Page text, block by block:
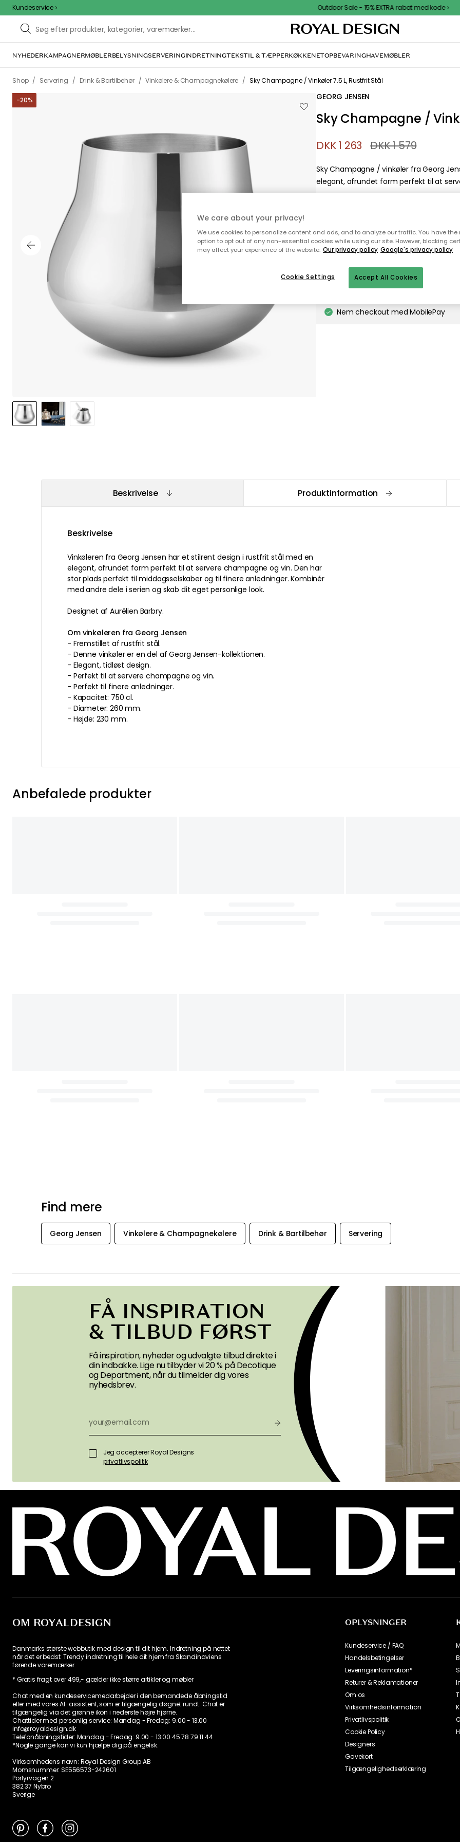
Kundeservice Outdoor Sale - 15% EXTRA rabat med kode
NYHEDERKAMPAGNERMØBLERBELYSNINGSERVERINGINDRETNINGTEKSTIL & TÆPPERKØKKENETOPBEVARINGHAVEMØBLER
Shop / Servering / Drink & Bartilbehør / Vinkølere & Champagnekølere / Sky Champagne / Vinkøler 7.5 L, Rustfrit Stål
-20% GEORG JENSEN
Sky Champagne /
DKK 1 263 DKK 1 579
Sky Champagne / vinkøler fra Georg
elegant, afrundet form perfekt til at
Gratis levering Kun 3 stk. tilbage på lager
Gratis forsendelse over 499,-*
Nem checkout med MobilePay
Beskrivelse Produktinformation
Beskrivelse
Vinkøleren fra Georg Jensen har et stilrent design i rustfrit stål med en
elegant, afrundet form perfekt til at servere champagne og vin. Den har
stor plads perfekt til middagsselskaber og til finere anledninger. Kombinér
med andre dele i serien og skab dit eget personlige look.
Designet af Aurélien Barbry.
Om vinkøleren fra Georg Jensen
- Fremstillet af rustfrit stål.
- Denne vinkøler er en del af Georg Jensen-kollektionen.
- Elegant, tidløst design.
- Perfekt til at servere champagne og vin.
- Perfekt til finere anledninger.
- Kapacitet: 750 cl.
- Diameter: 260 mm.
- Højde: 230 mm.
Anbefalede produkter
Find mere
Georg Jensen Vinkølere & Champagnekølere Drink & Bartilbehør Servering
FÅ INSPIRATION
& TILBUD FØRST
Få inspiration, nyheder og udvalgte tilbud direkte i
din indbakke. Lige nu tilbyder vi 20 % på Decotique
og Department, når du tilmelder dig vores
nyhedsbrev.
Jeg accepterer Royal Designs
privatlivspolitik
OM ROYALDESIGN
Danmarks største webbutik med design til dit hjem. Indretning på nettet
når det er bedst. Trendy indretning til hele dit hjem fra Skandinaviens
førende varemærker.
* Gratis fragt over 499,- gælder ikke større artikler og møbler
Chat med en kundeservicemedarbejder i den bemandede åbningstid
eller med vores AI-assistent, som er tilgængelig døgnet rundt. Chat er
tilgængelig via det grønne ikon i nederste højre hjørne.
Chattider med personlig service: Mandag - Fredag: 9.00 - 13.00
info@royaldesign.dk
Telefonåbningstider: Mandag - Fredag: 9.00 - 13.00 45 78 79 11 44
*Nogle gange kan vi kun hjælpe dig på engelsk.
Virksomhedens navn: Royal Design Group AB
Momsnummer: SE556573-242601
Porfyrvägen 2
382 37 Nybro
Sverige
OPLYSNINGER
Kundeservice / FAQ
Handelsbetingelser
Leveringsinformation*
Returer & Reklamationer
Om os
Virksomhedsinformation
Privatlivspolitik
Cookie Policy
Designers
Gavekort
Tilgængelighedserklæring
We care about your privacy!
We use cookies to personalize content and ads, and to analyze our traffic. You have
option to opt out of any non-essential cookies while using our site. However, blocking
may affect your experience of the website. Our privacy policy Google's privacy policy
Accept All Cookies
Cookie Settings